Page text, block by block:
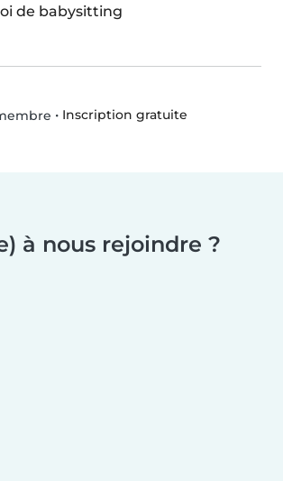
de babysitting
• Inscription gratuite
à nous rejoindre ?